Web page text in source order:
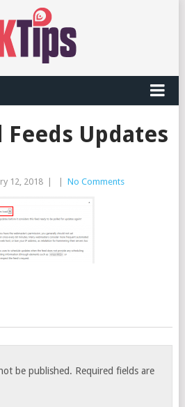
Feeds Updates
12, 2018 No Comments
be published. Required fields are